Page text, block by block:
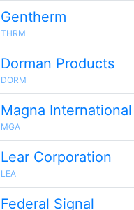
Gentherm
THRM
Dorman Products
DORM
Magna International
MGA
Lear Corporation
LEA
Federal Signal